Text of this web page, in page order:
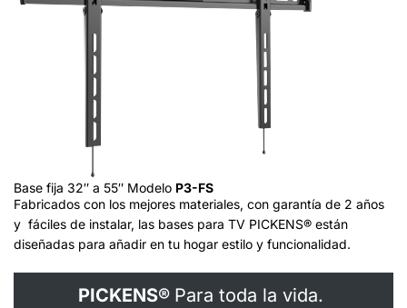
Base fija 32″ a 55″ Modelo P3-FS
Fabricados con los mejores materiales, con garantía de 2 años
y fáciles de instalar, las bases para TV PICKENS® están
diseñadas para añadir en tu hogar estilo y funcionalidad.
PICKENS® Para toda la vida.